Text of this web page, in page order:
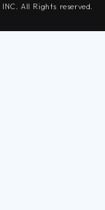
All Rights reserved.